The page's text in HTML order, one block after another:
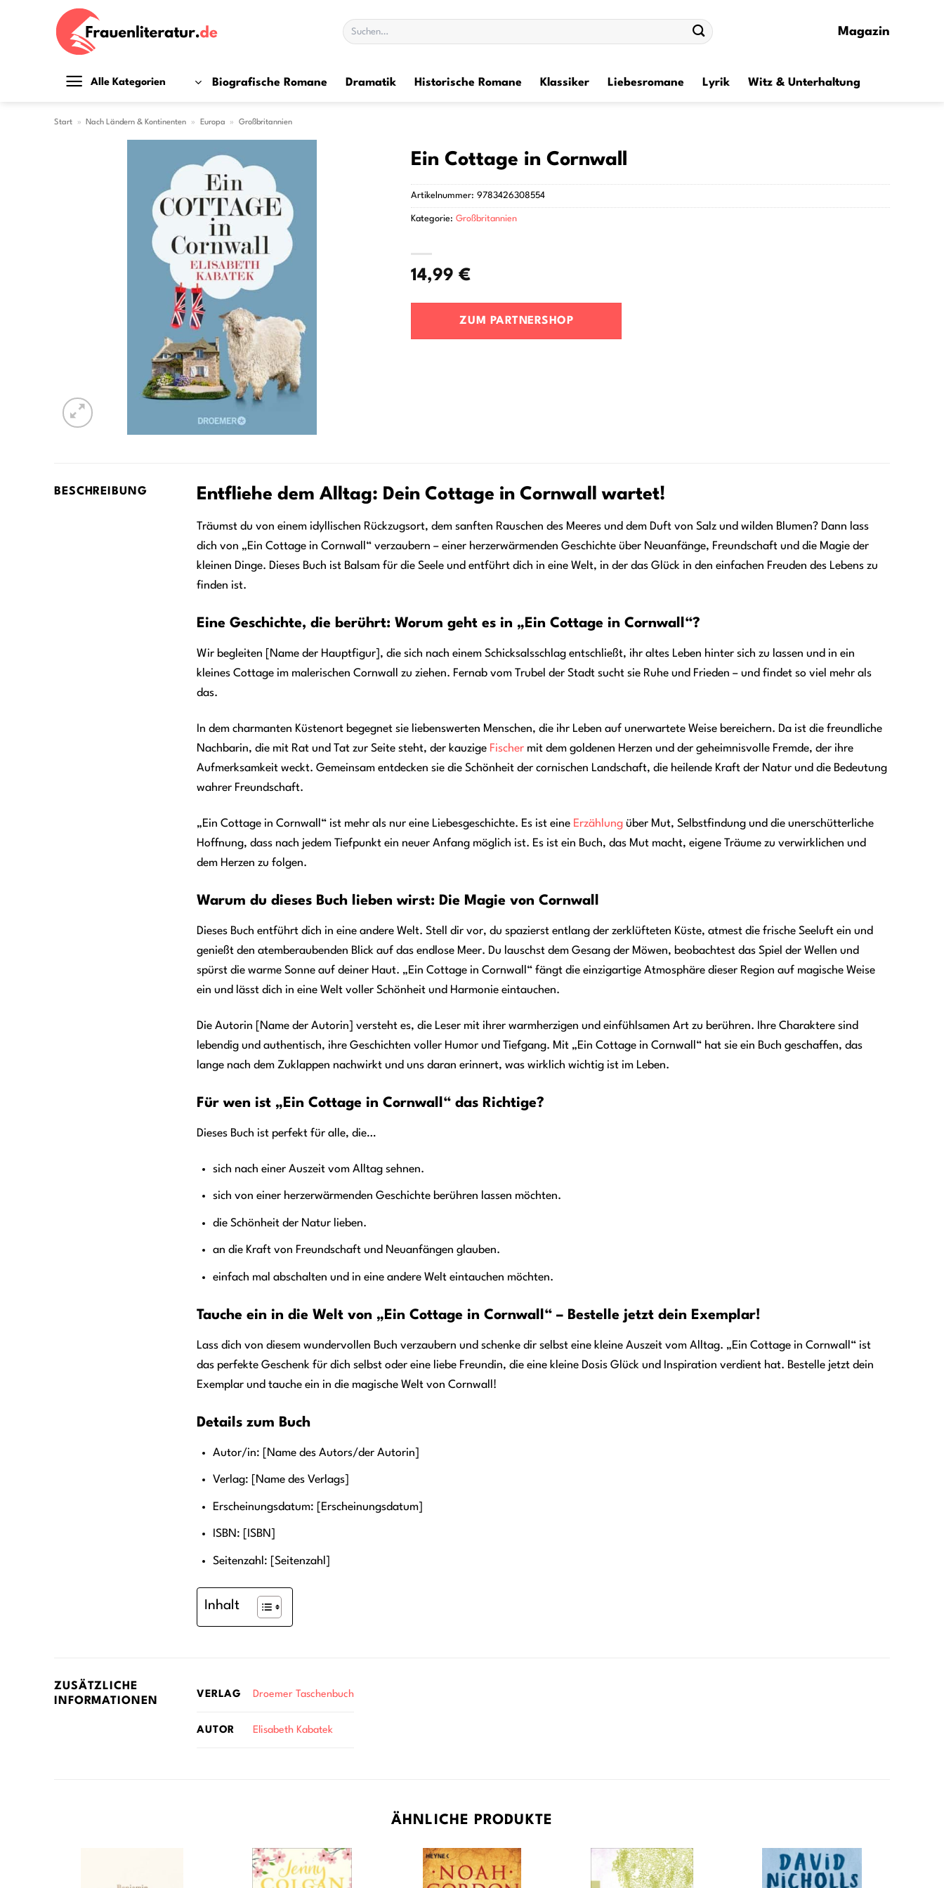
Suchen
nach:
Magazin
Alle Kategorien Biografische Romane Dramatik Historische Romane Klassiker Liebesromane Lyrik Witz & Unterhaltung
Start » Nach Ländern & Kontinenten » Europa » Großbritannien
Ein Cottage in Cornwall
14,99€
ZUM PARTNERSHOP
Artikelnummer:9783426308554
Kategorie:Großbritannien
BESCHREIBUNG Entfliehe dem Alltag: Dein Cottage in Cornwall wartet!
Träumst du von einem idyllischen Rückzugsort, dem sanften Rauschen des Meeres und dem Duft von Salz und wilden Blumen? Dann lass
dich von „Ein Cottage in Cornwall“ verzaubern – einer herzerwärmenden Geschichte über Neuanfänge, Freundschaft und die Magie der
kleinen Dinge. Dieses Buch ist Balsam für die Seele und entführt dich in eine Welt, in der das Glück in den einfachen Freuden des Lebens zu
finden ist.
Eine Geschichte, die berührt: Worum geht es in „Ein Cottage in Cornwall“?
Wir begleiten [Name der Hauptfigur], die sich nach einem Schicksalsschlag entschließt, ihr altes Leben hinter sich zu lassen und in ein
kleines Cottage im malerischen Cornwall zu ziehen. Fernab vom Trubel der Stadt sucht sie Ruhe und Frieden – und findet so viel mehr als
das.
In dem charmanten Küstenort begegnet sie liebenswerten Menschen, die ihr Leben auf unerwartete Weise bereichern. Da ist die freundliche
Nachbarin, die mit Rat und Tat zur Seite steht, der kauzige Fischer mit dem goldenen Herzen und der geheimnisvolle Fremde, der ihre
Aufmerksamkeit weckt. Gemeinsam entdecken sie die Schönheit der cornischen Landschaft, die heilende Kraft der Natur und die Bedeutung
wahrer Freundschaft.
„Ein Cottage in Cornwall“ ist mehr als nur eine Liebesgeschichte. Es ist eine Erzählung über Mut, Selbstfindung und die unerschütterliche
Hoffnung, dass nach jedem Tiefpunkt ein neuer Anfang möglich ist. Es ist ein Buch, das Mut macht, eigene Träume zu verwirklichen und
dem Herzen zu folgen.
Warum du dieses Buch lieben wirst: Die Magie von Cornwall
Dieses Buch entführt dich in eine andere Welt. Stell dir vor, du spazierst entlang der zerklüfteten Küste, atmest die frische Seeluft ein und
genießt den atemberaubenden Blick auf das endlose Meer. Du lauschst dem Gesang der Möwen, beobachtest das Spiel der Wellen und
spürst die warme Sonne auf deiner Haut. „Ein Cottage in Cornwall“ fängt die einzigartige Atmosphäre dieser Region auf magische Weise
ein und lässt dich in eine Welt voller Schönheit und Harmonie eintauchen.
Die Autorin [Name der Autorin] versteht es, die Leser mit ihrer warmherzigen und einfühlsamen Art zu berühren. Ihre Charaktere sind
lebendig und authentisch, ihre Geschichten voller Humor und Tiefgang. Mit „Ein Cottage in Cornwall“ hat sie ein Buch geschaffen, das
lange nach dem Zuklappen nachwirkt und uns daran erinnert, was wirklich wichtig ist im Leben.
Für wen ist „Ein Cottage in Cornwall“ das Richtige?
Dieses Buch ist perfekt für alle, die…
sich nach einer Auszeit vom Alltag sehnen.
sich von einer herzerwärmenden Geschichte berühren lassen möchten.
die Schönheit der Natur lieben.
an die Kraft von Freundschaft und Neuanfängen glauben.
einfach mal abschalten und in eine andere Welt eintauchen möchten.
Tauche ein in die Welt von „Ein Cottage in Cornwall“ – Bestelle jetzt dein Exemplar!
Lass dich von diesem wundervollen Buch verzaubern und schenke dir selbst eine kleine Auszeit vom Alltag. „Ein Cottage in Cornwall“ ist
das perfekte Geschenk für dich selbst oder eine liebe Freundin, die eine kleine Dosis Glück und Inspiration verdient hat. Bestelle jetzt dein
Exemplar und tauche ein in die magische Welt von Cornwall!
Details zum Buch
Autor/in: [Name des Autors/der Autorin]
Verlag: [Name des Verlags]
Erscheinungsdatum: [Erscheinungsdatum]
ISBN: [ISBN]
Seitenzahl: [Seitenzahl]
Inhalt
ZUSÄTZLICHE
INFORMATIONEN
VERLAG Droemer Taschenbuch
AUTOR Elisabeth Kabatek
ÄHNLICHE PRODUKTE